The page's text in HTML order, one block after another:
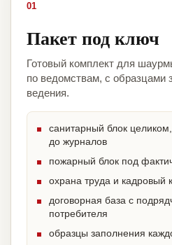
01
Пакет под ключ
Готовый комплект для
по ведомствам, с образцами
ведения.
санитарный блок
до журналов
пожарный блок под
охрана труда и кадровый
договорная база с
потребителя
образцы заполнения